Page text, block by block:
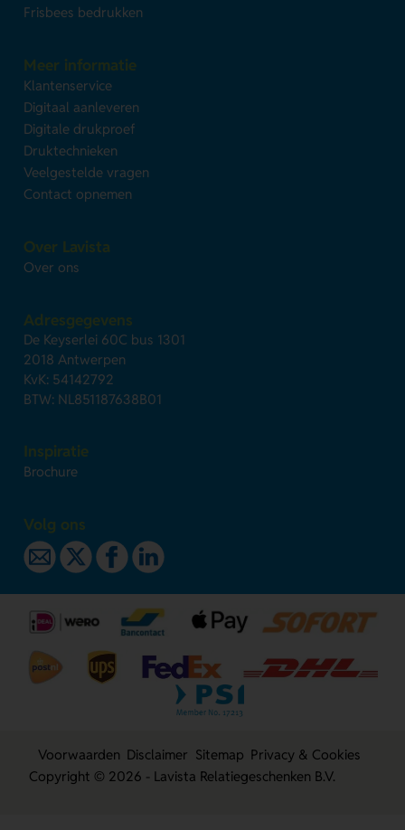
Frisbees bedrukken
Meer informatie
Klantenservice
Digitaal aanleveren
Digitale drukproef
Druktechnieken
Veelgestelde vragen
Contact opnemen
Over Lavista
Over ons
Adresgegevens
De Keyserlei 60C bus 1301
2018 Antwerpen
KvK: 54142792
BTW: NL851187638B01
Inspiratie
Brochure
Volg ons
Voorwaarden Disclaimer Sitemap Privacy & Cookies
Copyright © 2026 - Lavista Relatiegeschenken B.V.